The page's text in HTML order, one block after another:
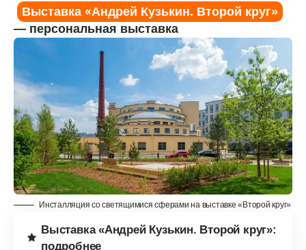
Выставка «Андрей Кузькин. Второй круг»
— персональная выставка
Инсталляция со светящимися сферами на выставке «Второй круг»
Выставка «Андрей Кузькин. Второй круг»:
подробнее